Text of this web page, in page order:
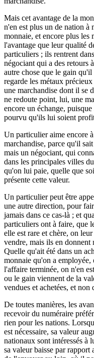
Mais cet avantage de la
n'en est plus un de nation à
monnaie, et encore plus les
l'avantage que leur qualité
particuliers ; ils rentrent
négociant qui a des retours
autre chose que le gain
regarde les métaux
une marchandise dont il se
ne redoute point, lui, une
encore un échange,
pourvu qu'ils lui soient
Un particulier aime encore
marchandise, parce qu'il
mais un négociant, qui
dans les principales villes
qu'on lui paie, quelle que
présente cette valeur.
Un particulier peut être
une autre direction, pour
jamais dans ce cas-là ; et
particuliers ont à faire, que
elle est rare et chère, on
vendre, mais ils en donnent
Quelle qu'ait été dans un
monnaie qu'on a
l'affaire terminée, on n'en
ou le gain viennent de la
vendues et achetées, et
De toutes manières, les
recevoir du numéraire
rien pour les nations.
est nécessaire, sa valeur
nationaux sont intéressés à
sa valeur baisse par